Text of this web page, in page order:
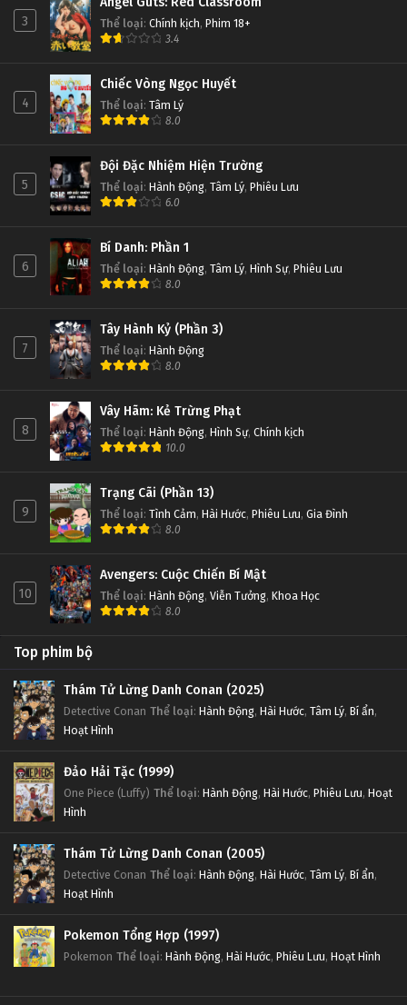
3 Thể loại: Chính kịch, Phim 18+
3.4
4
Chiếc Vòng Ngọc Huyết
Thể loại: Tâm Lý
8.0
5
Đội Đặc Nhiệm Hiện Trường
Thể loại: Hành Động, Tâm Lý, Phiêu Lưu
6.0
6
Bí Danh: Phần 1
Thể loại: Hành Động, Tâm Lý, Hình Sự, Phiêu Lưu
8.0
7
Tây Hành Kỷ (Phần 3)
Thể loại: Hành Động
8.0
8
Vây Hãm: Kẻ Trừng Phạt
Thể loại: Hành Động, Hình Sự, Chính kịch
10.0
9
Trạng Cãi (Phần 13)
Thể loại: Tình Cảm, Hài Hước, Phiêu Lưu, Gia Đình
8.0
10
Avengers: Cuộc Chiến Bí Mật
Thể loại: Hành Động, Viễn Tưởng, Khoa Học
8.0
Top phim bộ
Thám Tử Lừng Danh Conan (2025)
Detective Conan Thể loại: Hành Động, Hài Hước, Tâm Lý, Bí ẩn,
Hoạt Hình
Đảo Hải Tặc (1999)
One Piece (Luffy) Thể loại: Hành Động, Hài Hước, Phiêu Lưu, Hoạt
Hình
Thám Tử Lừng Danh Conan (2005)
Detective Conan Thể loại: Hành Động, Hài Hước, Tâm Lý, Bí ẩn,
Hoạt Hình
Pokemon Tổng Hợp (1997)
Pokemon Thể loại: Hành Động, Hài Hước, Phiêu Lưu, Hoạt Hình